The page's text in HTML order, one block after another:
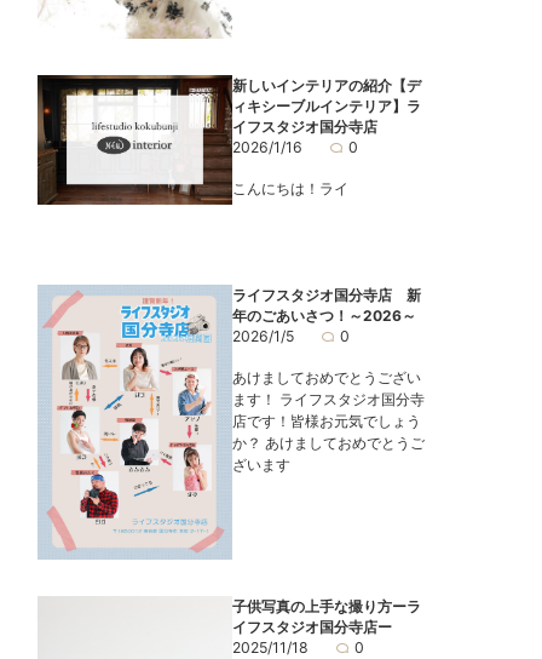
新しいインテリアの紹介【デ
ィキシーブルインテリア】ラ
イフスタジオ国分寺店
2026/1/16
0
こんにちは！ライ
ライフスタジオ国分寺店 新
年のごあいさつ！～2026～
2026/1/5
0
あけましておめでとうござい
ます！ ライフスタジオ国分寺
店です！皆様お元気でしょう
か？ あけましておめでとうご
ざいます
子供写真の上手な撮り方ーラ
イフスタジオ国分寺店ー
2025/11/18
0